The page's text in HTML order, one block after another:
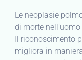
Le neoplasie
di morte
Il riconoscimento
migliora in